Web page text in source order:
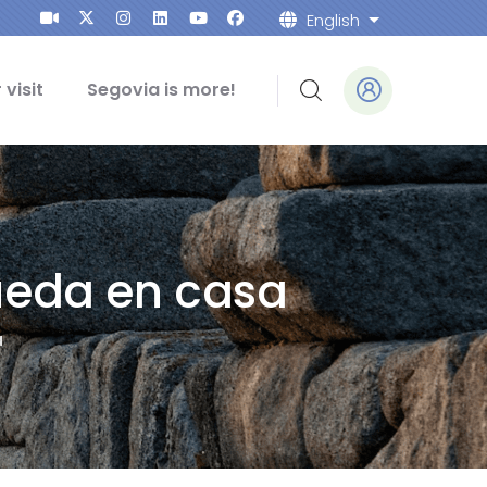
English List
visit Segovia is more!
en casa